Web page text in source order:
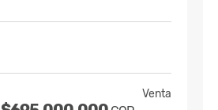
Venta